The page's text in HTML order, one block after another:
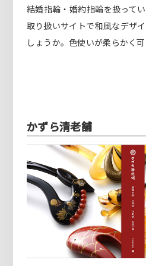
結婚指輪・婚約指輪を扱って
取り扱いサイトで和風なデザ
しょうか。色使いが柔らかく可
かずら清老舗